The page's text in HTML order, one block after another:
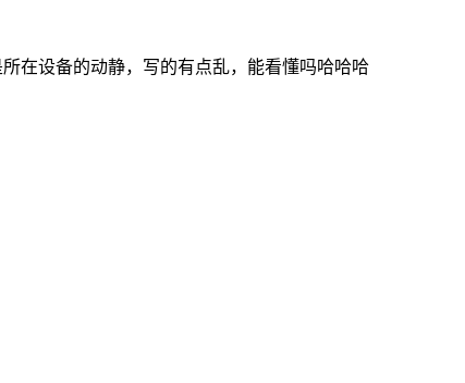
在设备的动静，写的有点乱，能看懂吗哈哈哈